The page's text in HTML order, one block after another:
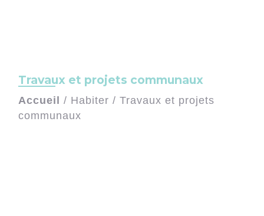
Travaux et projets communaux
Accueil / Habiter / Travaux et projets
communaux